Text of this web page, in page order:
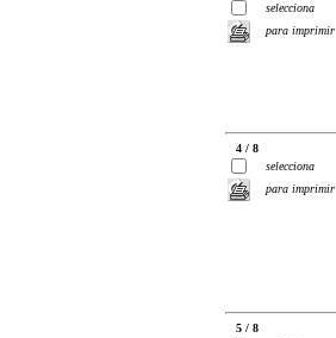
selecciona
para imprimir
4 / 8
selecciona
para imprimir
5 / 8